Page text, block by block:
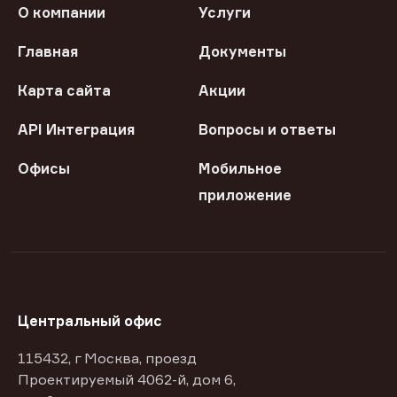
О компании Услуги
Главная Документы
Карта сайта Акции
API Интеграция Вопросы и ответы
Офисы
Мобильное
приложение
Центральный офис
115432, г Москва, проезд
Проектируемый 4062-й, дом 6,